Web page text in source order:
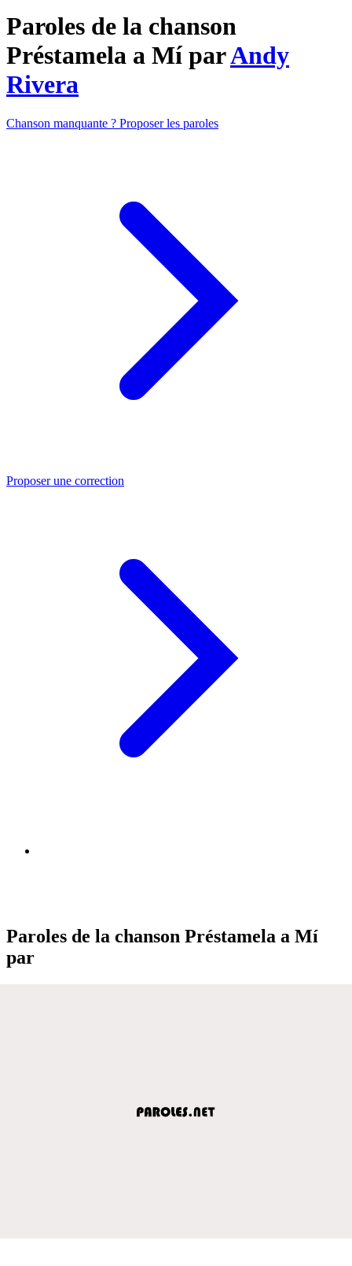
Paroles de la chanson
Préstamela a Mí parAndy
Rivera
Chanson manquante ? Proposer les paroles
Proposer une correction
Paroles de la chanson Préstamela a Mí
par